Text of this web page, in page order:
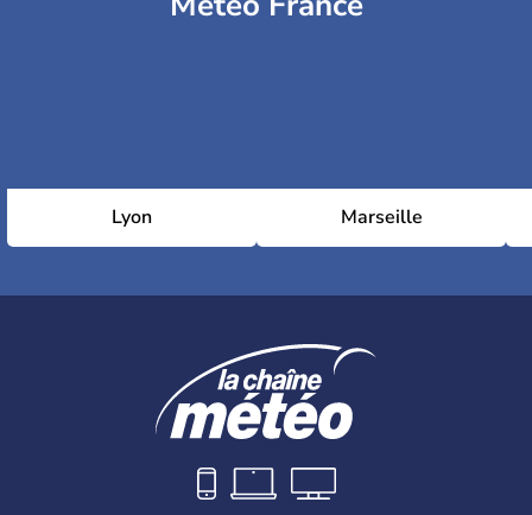
Lyon Marseille